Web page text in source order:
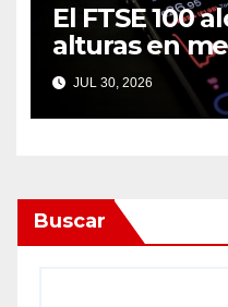
El FTSE 100
alturas en
de la IA
JUL 30, 2026
Buscar